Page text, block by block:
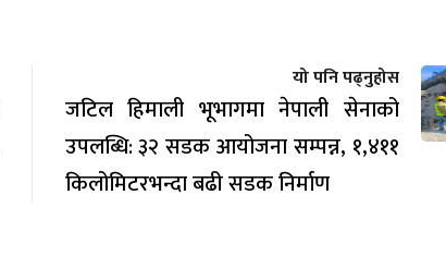
यो पनि पढ्नुहोस
जटिल हिमाली भूभागमा नेपाली सेनाको
उपलब्धि: ३२ सडक आयोजना सम्पन्न, १,४११
किलोमिटरभन्दा बढी सडक निर्माण